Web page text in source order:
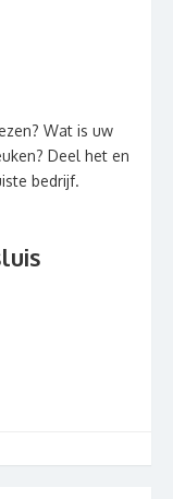
Wat is uw
Deel het en
bedrijf.